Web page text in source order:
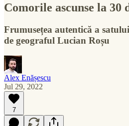
Comorile ascunse la 30
Frumusețea autentică a
de geograful Lucian Roșu
Alex Enășescu
Jul 29, 2022
7